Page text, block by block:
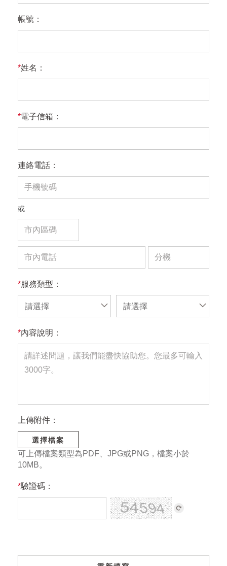
帳號：
*姓名：
*電子信箱：
連絡電話：
或
*服務類型：
請選擇 請選擇
*內容說明：
上傳附件：
選擇檔案
可上傳檔案類型為PDF、JPG或PNG，檔案小於
10MB。
*驗證碼：